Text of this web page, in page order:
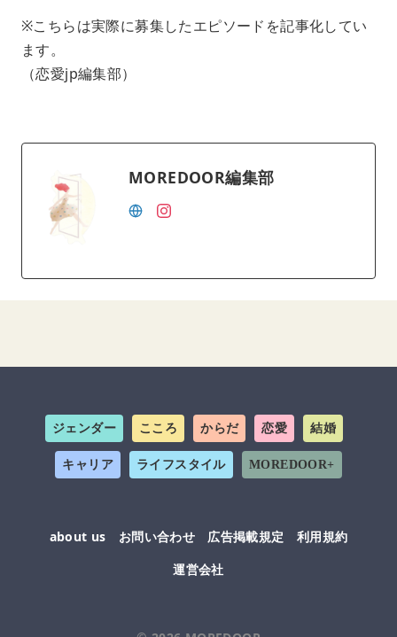
※こちらは実際に募集したエピソードを記事化してい
ます。
（恋愛jp編集部）
MOREDOOR編集部
ジェンダー こころ からだ 恋愛 結婚
キャリア ライフスタイル MOREDOOR+
about us お問い合わせ 広告掲載規定
利用規約
運営会社